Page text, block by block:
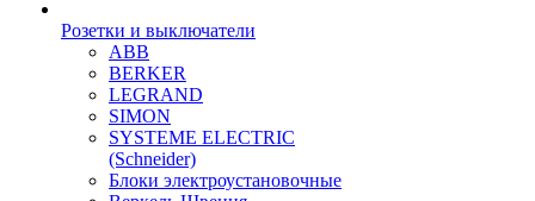
Розетки и выключатели
ABB
BERKER
LEGRAND
SIMON
SYSTEME ELECTRIC
(Schneider)
Блоки электроустановочные